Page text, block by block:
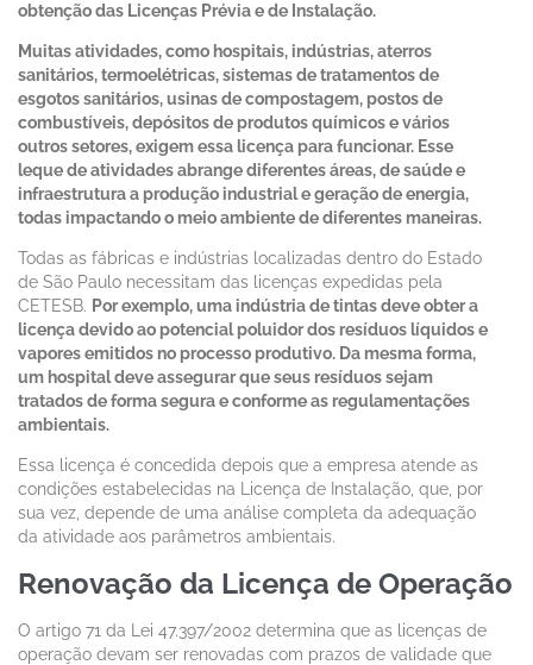
obtenção das Licenças Prévia e de Instalação.
Muitas atividades, como hospitais, indústrias, aterros
sanitários, termoelétricas, sistemas de tratamentos de
esgotos sanitários, usinas de compostagem, postos de
combustíveis, depósitos de produtos químicos e vários
outros setores, exigem essa licença para funcionar. Esse
leque de atividades abrange diferentes áreas, de saúde e
infraestrutura a produção industrial e geração de energia,
todas impactando o meio ambiente de diferentes maneiras.
Todas as fábricas e indústrias localizadas dentro do Estado
de São Paulo necessitam das licenças expedidas pela
CETESB. Por exemplo, uma indústria de tintas deve obter a
licença devido ao potencial poluidor dos resíduos líquidos e
vapores emitidos no processo produtivo. Da mesma forma,
um hospital deve assegurar que seus resíduos sejam
tratados de forma segura e conforme as regulamentações
ambientais.
Essa licença é concedida depois que a empresa atende as
condições estabelecidas na Licença de Instalação, que, por
sua vez, depende de uma análise completa da adequação
da atividade aos parâmetros ambientais.
Renovação da Licença de Operação
O artigo 71 da Lei 47.397/2002 determina que as licenças de
operação devam ser renovadas com prazos de validade que